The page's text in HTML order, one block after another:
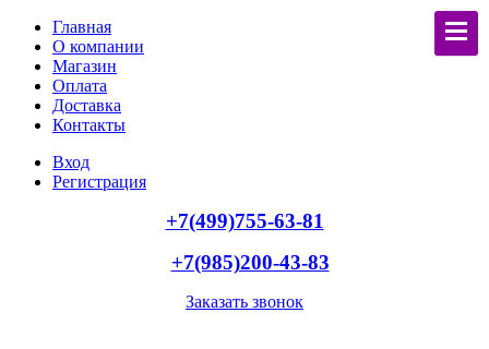
Главная
О компании
Магазин
Оплата
Доставка
Контакты
Вход
Регистрация
+7(499)755-63-81
+7(985)200-43-83
Заказать звонок